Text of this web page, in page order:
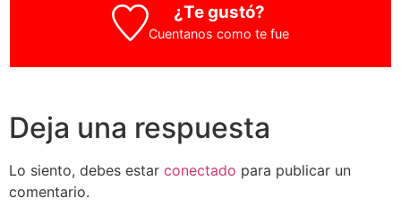
¿Te gustó?
Cuentanos como te fue
Deja una respuesta
Lo siento, debes estar conectado para publicar un
comentario.